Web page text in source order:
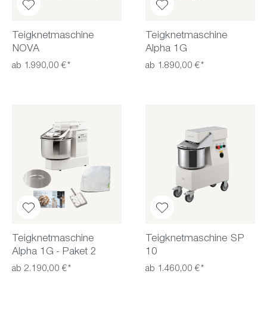
für deine Küche: von
Perfektes Kneten von 200 g bis 2
Optimale Aufschlagleistung von 0,2
Herrliche Rührteige, egal ob 220 g
oder 2,4 kg Mehl
5 Liter Kesselinhalt
Teigknetmaschine
NOVA
ab 1.990,00 €*
Teigknetmaschine
Alpha 1G
ab 1.890,00 €*
Teigknetmaschine
Alpha 1G - Paket 2
ab 2.190,00 €*
Teigknetmaschine SP
10
ab 1.460,00 €*